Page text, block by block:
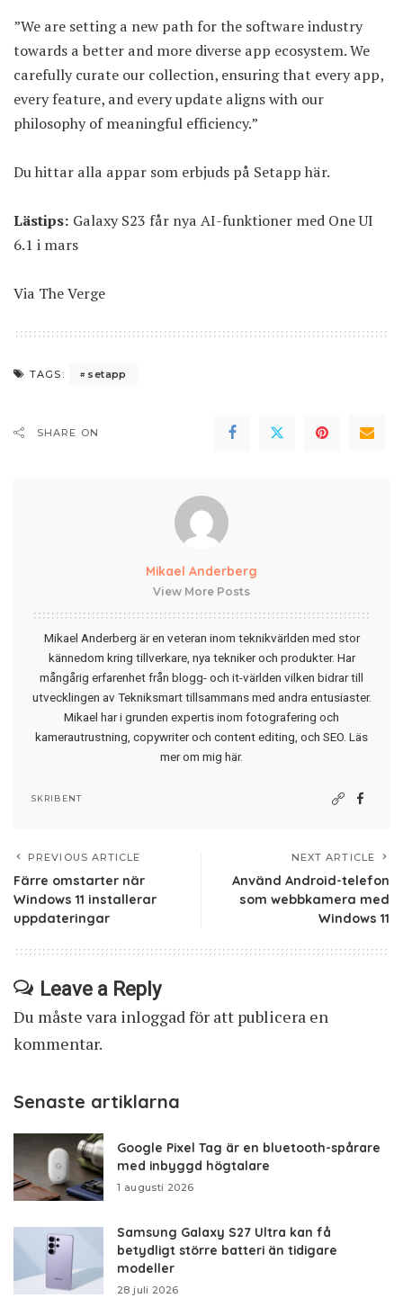
”We are setting a new path for the software industry
towards a better and more diverse app ecosystem. We
carefully curate our collection, ensuring that every app,
every feature, and every update aligns with our
philosophy of meaningful efficiency.”
Du hittar alla appar som erbjuds på Setapp här.
Lästips: Galaxy S23 får nya AI-funktioner med One UI
6.1 i mars
Via The Verge
TAGS: setapp
SHARE ON
Mikael Anderberg
View More Posts
Mikael Anderberg är en veteran inom teknikvärlden med stor
kännedom kring tillverkare, nya tekniker och produkter. Har
mångårig erfarenhet från blogg- och it-världen vilken bidrar till
utvecklingen av Tekniksmart tillsammans med andra entusiaster.
Mikael har i grunden expertis inom fotografering och
kamerautrustning, copywriter och content editing, och SEO. Läs
mer om mig här.
SKRIBENT
PREVIOUS ARTICLE
Färre omstarter när
Windows 11 installerar
uppdateringar
NEXT ARTICLE
Använd Android-telefon
som webbkamera med
Windows 11
Leave a Reply
Du måste vara inloggadför att publicera en
kommentar.
Senaste artiklarna
Google Pixel Tag är en bluetooth-spårare
med inbyggd högtalare
1 augusti 2026
Samsung Galaxy S27 Ultra kan få
betydligt större batteri än tidigare
modeller
28 juli 2026